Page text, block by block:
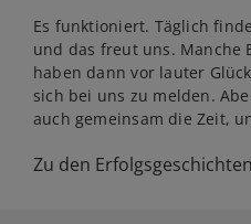
Es funktioniert. Täglich
und das freut uns. Manche
haben dann vor lauter
sich bei uns zu melden.
auch gemeinsam die Zeit,
Zu den Erfolgsgeschichten